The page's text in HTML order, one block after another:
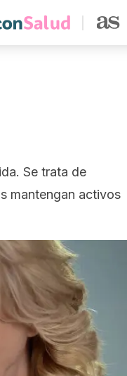
Se trata de
mantengan activos